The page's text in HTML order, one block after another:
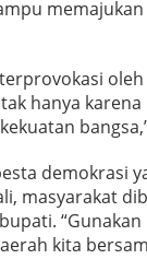
memajukan
oleh
hanya
demokrasi
masyarakat
“Gunakan
kita